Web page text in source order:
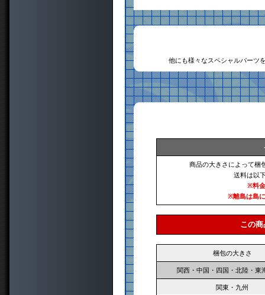
他にも様々なスペシャルパーツ
商品の大きさによって梱
送料は以
※料
※離島は島
この
梱包の大きさ
関西・中国・四国・北陸・東
関東・九州